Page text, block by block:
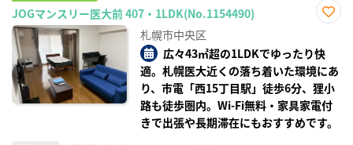
JOGマンスリー医大前 407・1LDK(No.1154490)
り登
録
札幌市中央区
広々43㎡超の1LDKでゆったり快
適。札幌医大近くの落ち着いた環境にあ
り、市電「西15丁目駅」徒歩6分、狸小
路も徒歩圏内。Wi-Fi無料・家具家電付
きで出張や長期滞在にもおすすめです。